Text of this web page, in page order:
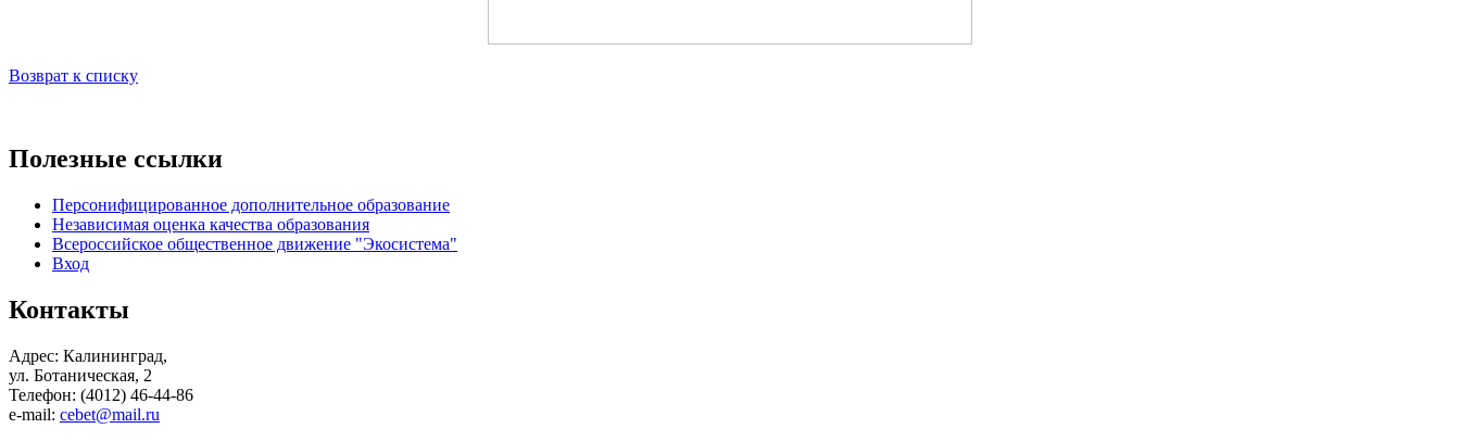
Возврат к списку
Полезные ссылки
Персонифицированное дополнительное образование
Независимая оценка качества образования
Всероссийское общественное движение "Экосистема"
Вход
Контакты
Адрес: Калининград,
ул. Ботаническая, 2
Телефон: (4012) 46-44-86
e-mail: cebet@mail.ru